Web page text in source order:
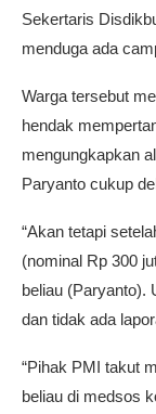
Sekertaris
menduga ada
Warga tersebut
hendak
mengungkapkan
Paryanto cukup
“Akan tetapi
(nominal Rp 300
beliau (Paryanto).
dan tidak ada
“Pihak PMI takut
beliau di medsos